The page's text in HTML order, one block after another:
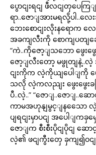
ပွောငျးရငျ ဖီလငျတှပေက
ရာ..ဇောျအားမရလို့ပါ..လ
ဘေးစောငျးလိုးနရောက
အခကျလီးကို စောကျပတျခ
“ကဲ..ကိုဇော့ျသဘော ဖွေးဖွ
ဇော့ျလီးတော့ မဖွုတျနဲ့..လဲ့
ငျးကိုက လဲ့ကိုယျပေါျကို ပေ
သလို လဲ့ကလညျး ဖွေးဖွေးခ
ပီ..လဲ့..” “ဇောျ..ဇောျ..ဆ
ကာမအဟုနျမွင့ျနသေေ
ပျရငျးမှာပငျ အပေါျက
ဇောျက စီးစီးပိုငျပိုငျ ဆ
လဲ့၏ ဖငျကွီးတှေ ခှကျ၍ဝင